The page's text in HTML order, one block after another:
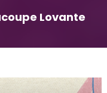
Lovante